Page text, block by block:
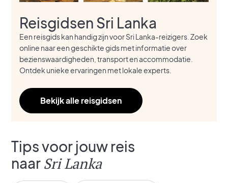
Reisgidsen Sri Lanka
Een reisgids kan handig zijn voor Sri Lanka-reizigers. Zoek
online naar een geschikte gids met informatie over
bezienswaardigheden, transport en accommodatie.
Ontdek unieke ervaringen met lokale experts.
Bekijk alle reisgidsen
Tips voor jouw reis
naar Sri Lanka